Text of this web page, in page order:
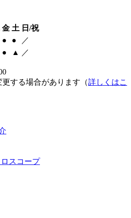
金 土 日/祝
● ●
／
● ▲ ／
する場合があります（詳しくはこ
スコープ